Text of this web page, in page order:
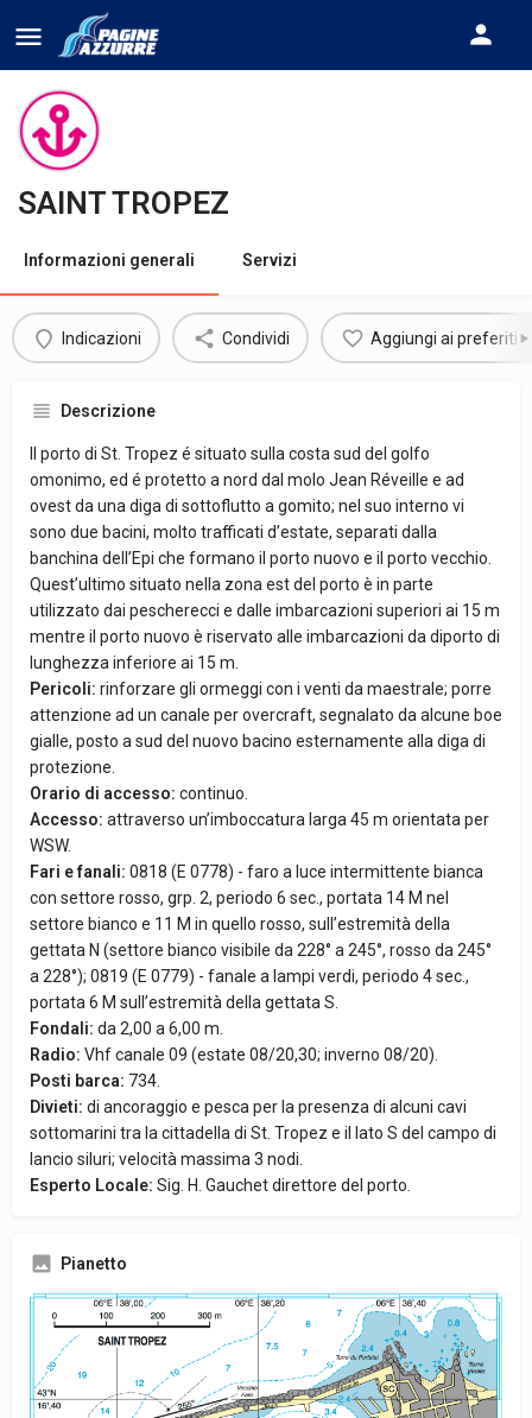
SAINT TROPEZ
Informazioni generali Servizi
Indicazioni Condividi Aggiungi ai preferiti
Descrizione
Il porto di St. Tropez é situato sulla costa sud del golfo
omonimo, ed é protetto a nord dal molo Jean Réveille e ad
ovest da una diga di sottoflutto a gomito; nel suo interno vi
sono due bacini, molto trafficati d’estate, separati dalla
banchina dell’Epi che formano il porto nuovo e il porto vecchio.
Quest’ultimo situato nella zona est del porto è in parte
utilizzato dai pescherecci e dalle imbarcazioni superiori ai 15 m
mentre il porto nuovo è riservato alle imbarcazioni da diporto di
lunghezza inferiore ai 15 m.
Pericoli: rinforzare gli ormeggi con i venti da maestrale; porre
attenzione ad un canale per overcraft, segnalato da alcune boe
gialle, posto a sud del nuovo bacino esternamente alla diga di
protezione.
Orario di accesso: continuo.
Accesso: attraverso un’imboccatura larga 45 m orientata per
WSW.
Fari e fanali: 0818 (E 0778) - faro a luce intermittente bianca
con settore rosso, grp. 2, periodo 6 sec., portata 14 M nel
settore bianco e 11 M in quello rosso, sull’estremità della
gettata N (settore bianco visibile da 228° a 245°, rosso da 245°
a 228°); 0819 (E 0779) - fanale a lampi verdi, periodo 4 sec.,
portata 6 M sull’estremità della gettata S.
Fondali: da 2,00 a 6,00 m.
Radio: Vhf canale 09 (estate 08/20,30; inverno 08/20).
Posti barca: 734.
Divieti: di ancoraggio e pesca per la presenza di alcuni cavi
sottomarini tra la cittadella di St. Tropez e il lato S del campo di
lancio siluri; velocità massima 3 nodi.
Esperto Locale: Sig. H. Gauchet direttore del porto.
Pianetto